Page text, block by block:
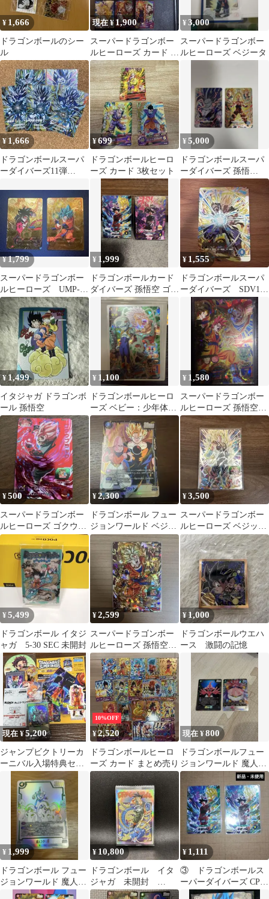
¥ 1,666
ドラゴンボールのシー
ル
現在 ¥ 1,900
スーパードラゴンボー
ルヒーローズ カード ま
とめ売り
¥3,000
スーパードラゴンボー
ルヒーローズ ベジータ
¥ 1,666
ドラゴンボールスーパ
ーダイバーズ11弾
¥699
ドラゴンボールヒーロ
ーズ カード 3枚セット
¥5,000
ドラゴンボールスーパ
ーダイバーズ 孫悟
飯:SH 孫悟空SEC 2枚
¥1,799
スーパードラゴンボー
ルヒーローズ UMP-30
孫悟空 UMP-31孫悟
空:ゼノ
¥ 1,999
ドラゴンボールカード
ダイバーズ 孫悟空 ゴク
ウブラック 2枚セット
¥ 1,555
ドラゴンボールスーパ
ーダイバーズ SDV11-
sec 孫悟飯青年期
¥1,499
イタジャガ ドラゴンボ
ール 孫悟空
¥ 1,100
ドラゴンボールヒーロ
ーズ ベビー：少年体
HG3-SEC
¥ 1,580
スーパードラゴンボー
ルヒーローズ 孫悟空
HG3-46
¥500
スーパードラゴンボー
ルヒーローズ ゴクウブ
ラック UMC6-074
¥2,300
ドラゴンボール フュー
ジョンワールド ベジッ
ト SR
¥3,500
スーパードラゴンボー
ルヒーローズ ベジット
UGM5-SEC1
¥5,499
ドラゴンボール イタジ
ャガ 5-30 SEC 未開封
¥2,599
スーパードラゴンボー
ルヒーローズ 孫悟空
UM2-031 CP
¥1,000
ドラゴンボールウエハ
ース 激闘の記憶
現在 ¥5,200
ジャンプビクトリーカ
ーニバル入場特典セッ
10%OFF
¥2,520
ドラゴンボールヒーロ
ーズ カード まとめ売り
現在 ¥800
ドラゴンボールフュー
ジョンワールド 魔人ブ
ウ 魔人ブウ：純粋 2
枚セット
¥ 1,999
ドラゴンボール フュー
ジョンワールド 魔人ブ
ウ 悪 パラレル
¥10,800
ドラゴンボール イタ
ジャガ 未開封
SEC 3-31 孫悟空
¥ 1,111
③ ドラゴンボールス
ーパーダイバーズ CP
孫悟空 SDVP-039 2枚